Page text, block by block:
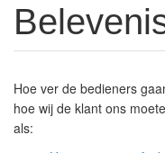
Hoe ver de bedieners
hoe wij de klant ons
als: